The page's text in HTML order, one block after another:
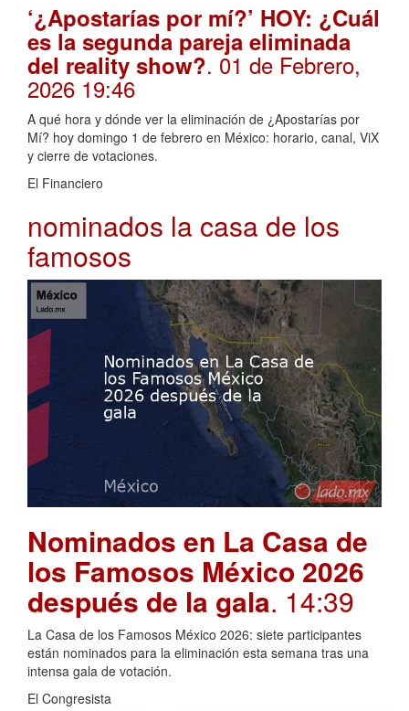
‘¿Apostarías por mí?’ HOY: ¿Cuál
es la segunda pareja eliminada
del reality show?. 01 de Febrero,
2026 19:46
A qué hora y dónde ver la eliminación de ¿Apostarías por
Mí? hoy domingo 1 de febrero en México: horario, canal, ViX
y cierre de votaciones.
El Financiero
nominados la casa de los
famosos
Nominados en La Casa de
los Famosos México 2026
después de la gala. 14:39
La Casa de los Famosos México 2026: siete participantes
están nominados para la eliminación esta semana tras una
intensa gala de votación.
El Congresista